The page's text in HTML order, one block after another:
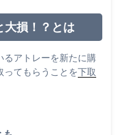
大損！？とは
るアトレーを新たに購
ってもらうことを下取